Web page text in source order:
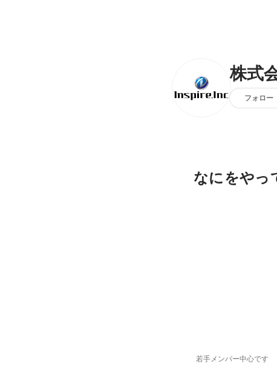
株式
フォロー
なにをやっ
若手メンバー中心です